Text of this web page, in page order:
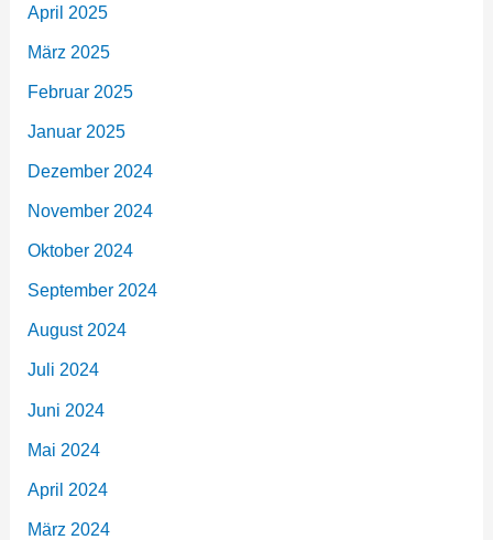
April 2025
März 2025
Februar 2025
Januar 2025
Dezember 2024
November 2024
Oktober 2024
September 2024
August 2024
Juli 2024
Juni 2024
Mai 2024
April 2024
März 2024